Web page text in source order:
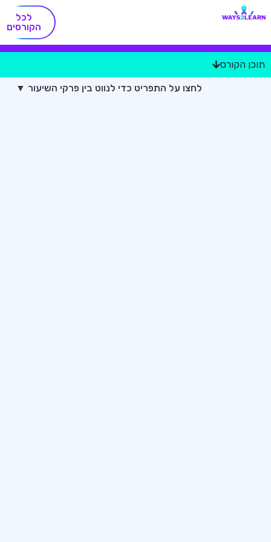
לכל
הקורסים
תוכן הקורס
לחצו על התפריט כדי לנווט בין פרקי השיעור ▼